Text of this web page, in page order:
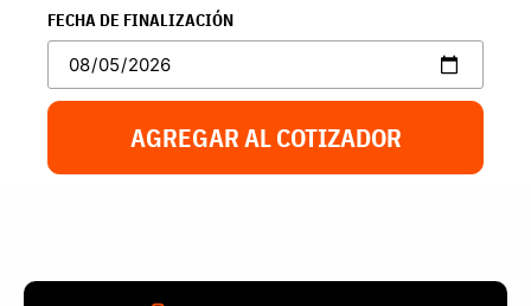
FECHA DE FINALIZACIÓN
AGREGAR AL COTIZADOR